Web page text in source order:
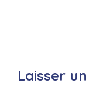
Laisser